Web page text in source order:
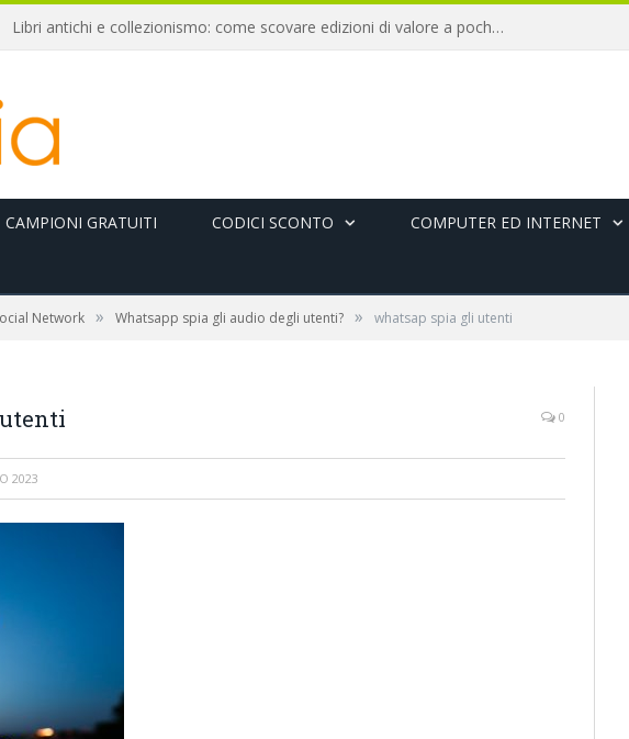
Libri antichi e collezionismo: come scovare edizioni di valore a pochi euro
CAMPIONI GRATUITI CODICI SCONTO COMPUTER ED INTERNET
Network » Whatsapp spia gli audio degli utenti? » whatsap spia gli utenti
0
2023